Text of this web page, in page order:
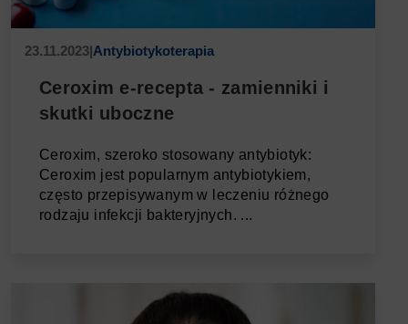
23.11.2023|Antybiotykoterapia
Ceroxim e-recepta - zamienniki i
skutki uboczne
Ceroxim, szeroko stosowany antybiotyk:
Ceroxim jest popularnym antybiotykiem,
często przepisywanym w leczeniu różnego
rodzaju infekcji bakteryjnych. ...